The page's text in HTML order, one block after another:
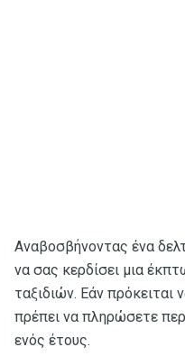
Αναβοσβήνοντας ένα
να σας κερδίσει μια
ταξιδιών. Εάν πρόκειται
πρέπει να πληρώσετε
ενός έτους.